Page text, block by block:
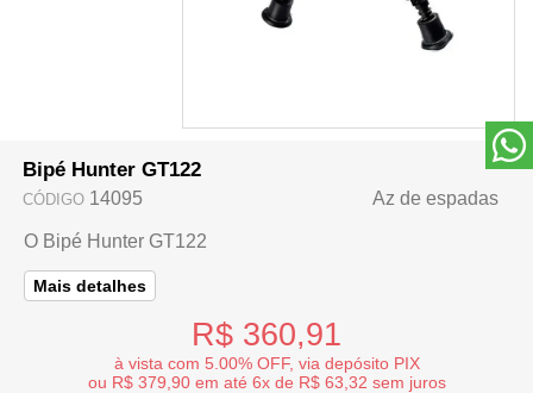
Bipé Hunter GT122
CÓDIGO 14095 Az de espadas
O Bipé Hunter GT122
Mais detalhes
R$ 360,91
à vista com 5.00% OFF, via depósito PIX
ou R$ 379,90 em até 6x de R$ 63,32 sem juros